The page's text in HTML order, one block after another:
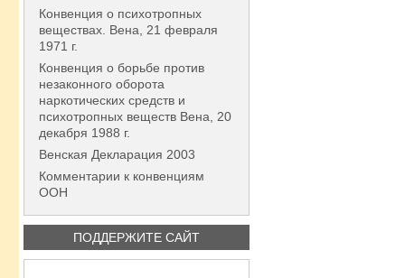
Конвенция о психотропных
веществах. Вена, 21 февраля
1971 г.
Конвенция о борьбе против
незаконного оборота
наркотических средств и
психотропных веществ Вена, 20
декабря 1988 г.
Венская Декларация 2003
Комментарии к конвенциям
ООН
ПОДДЕРЖИТЕ САЙТ